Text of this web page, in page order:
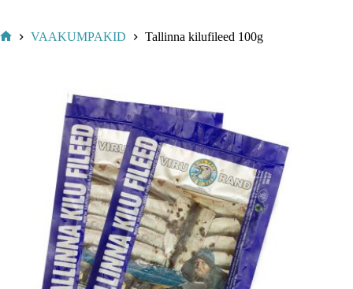
VAAKUMPAKID Tallinna kilufileed 100g